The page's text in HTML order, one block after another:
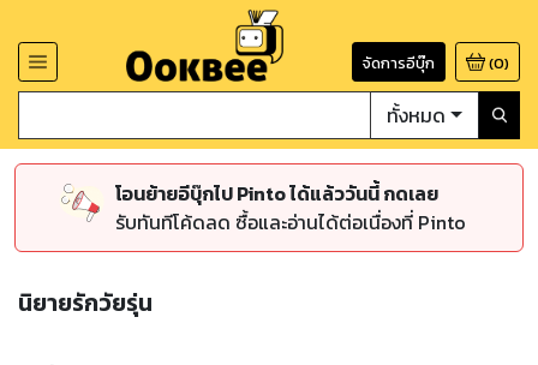
จัดการอีบุ๊ก (0)
ทั้งหมด
โอนย้ายอีบุ๊กไป Pinto ได้แล้ววันนี้ กดเลย
รับทันทีโค้ดลด ซื้อและอ่านได้ต่อเนื่องที่ Pinto
นิยายรักวัยรุ่น